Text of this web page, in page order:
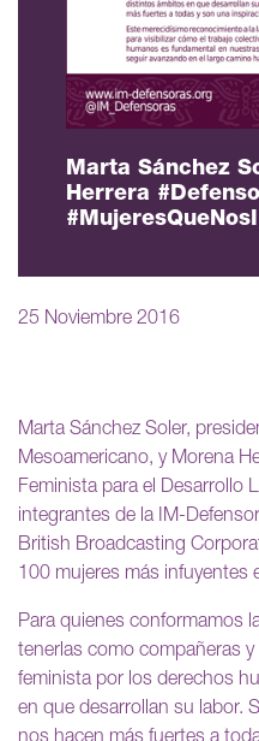
Marta Sánchez
Herrera
25 Noviembre 2016
Marta Sánchez Soler,
Mesoamericano, y Morena
Feminista para el Desarrollo
integrantes de la IM-
British Broadcasting
100 mujeres más infuyentes
Para quienes conformamos
tenerlas como compañeras
feminista por los derechos
en que desarrollan su labor.